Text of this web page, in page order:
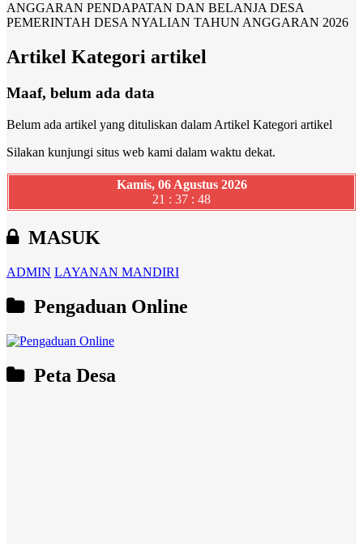
ANGGARAN PENDAPATAN DAN BELANJA DESA
PEMERINTAH DESA NYALIAN TAHUN ANGGARAN 2026
Artikel Kategori artikel
Maaf, belum ada data
Belum ada artikel yang dituliskan dalam Artikel Kategori artikel
Silakan kunjungi situs web kami dalam waktu dekat.
Kamis, 06 Agustus 2026
21 : 37 : 49
MASUK
ADMIN LAYANAN MANDIRI
Pengaduan Online
Peta Desa